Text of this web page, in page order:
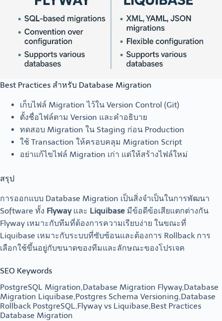
Best Practices สำหรับ Database Migration
เก็บไฟล์ Migration ไว้ใน Version Control (Git)
ตั้งชื่อไฟล์ตาม Version และคำอธิบาย
ทดสอบ Migration ใน Staging ก่อน Production
ใช้ Transaction ให้ครอบคลุม Migration Script
อย่าแก้ไขไฟล์ Migration เก่า แต่ให้สร้างไฟล์ใหม่
สรุป
การออกแบบ Database Migration เป็นสิ่งจำเป็นในการพัฒนา
Software ทั้ง Flywayและ Liquibase มีข้อดีข้อเสียแตกต่างกัน
Flyway เหมาะกับทีมที่ต้องการความเรียบง่าย ในขณะที่
Liquibase เหมาะกับระบบที่ซับซ้อนและต้องการ Rollback การ
เลือกใช้ขึ้นอยู่กับขนาดของทีมและลักษณะของโปรเจค
SEO Keywords
PostgreSQL Migration,Database Migration Flyway,Database
Migration Liquibase,Postgres Schema Versioning,Database
Rollback PostgreSQL,Flyway vs Liquibase,Best Practices
Database Migration